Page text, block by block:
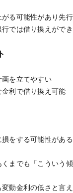
る可能性があり先
では借り換えがで
画を立てやすい
金利で借り換え可能
をする可能性がある
までも「こういう
動金利の低さと言え